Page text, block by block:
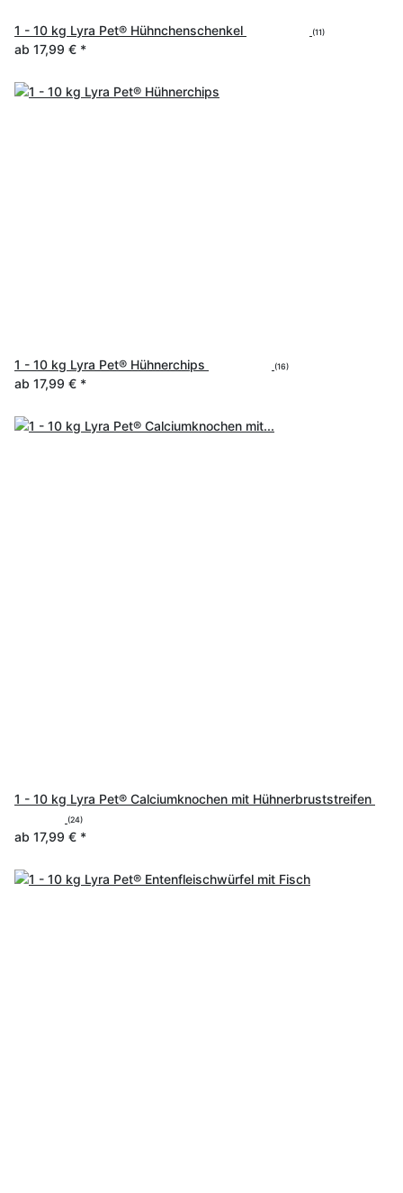
1 - 10 kg Lyra Pet® Hühnchenschenkel (11)
ab 17,99 € *
1 - 10 kg Lyra Pet® Hühnerchips (16)
ab 17,99 € *
1 - 10 kg Lyra Pet® Calciumknochen mit Hühnerbruststreifen
(24)
ab 17,99 € *